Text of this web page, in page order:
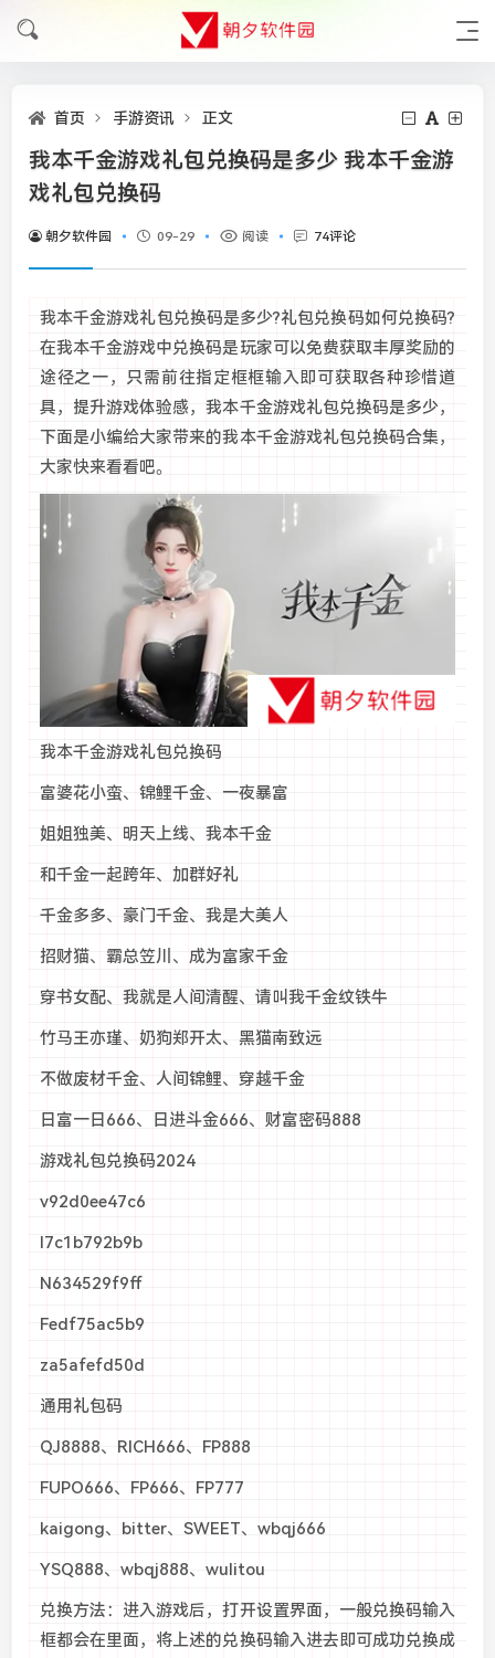
首页 手游资讯 正文
我本千金游戏礼包兑换码是多少 我本千金游
戏礼包兑换码
朝夕软件园 09-29 阅读 74评论
我本千金游戏礼包兑换码是多少?礼包兑换码如何兑换码?
在我本千金游戏中兑换码是玩家可以免费获取丰厚奖励的
途径之一，只需前往指定框框输入即可获取各种珍惜道
具，提升游戏体验感，我本千金游戏礼包兑换码是多少，
下面是小编给大家带来的我本千金游戏礼包兑换码合集，
大家快来看看吧。
我本千金游戏礼包兑换码
富婆花小蛮、锦鲤千金、一夜暴富
姐姐独美、明天上线、我本千金
和千金一起跨年、加群好礼
千金多多、豪门千金、我是大美人
招财猫、霸总笠川、成为富家千金
穿书女配、我就是人间清醒、请叫我千金纹铁牛
竹马王亦瑾、奶狗郑开太、黑猫南致远
不做废材千金、人间锦鲤、穿越千金
日富一日666、日进斗金666、财富密码888
游戏礼包兑换码2024
v92d0ee47c6
l7c1b792b9b
N634529f9ff
Fedf75ac5b9
za5afefd50d
通用礼包码
QJ8888、RICH666、FP888
FUPO666、FP666、FP777
kaigong、bitter、SWEET、wbqj666
YSQ888、wbqj888、wulitou
兑换方法：进入游戏后，打开设置界面，一般兑换码输入
框都会在里面，将上述的兑换码输入进去即可成功兑换成